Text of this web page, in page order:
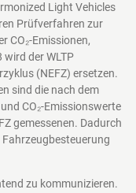
Light Vehicles
Prüfverfahren zur
CO₂-Emissionen,
der WLTP
(NEFZ) ersetzen.
sind die nach dem
CO₂-Emissionswerte
gemessenen. Dadurch
Fahrzeugbesteuerung
zu kommunizieren.